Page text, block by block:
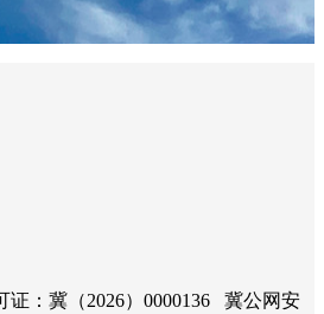
证：冀（2026）0000136 冀公网安